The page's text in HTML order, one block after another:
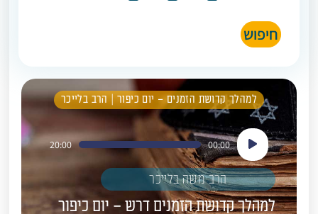
חיפוש
למהלך קדושת הזמנים – יום כיפור | הרב בלייכר
נגן
אודיו
00:00
20:00
הרב משה בלייכר
למהלך קדושת הזמנים דרש – יום כיפור